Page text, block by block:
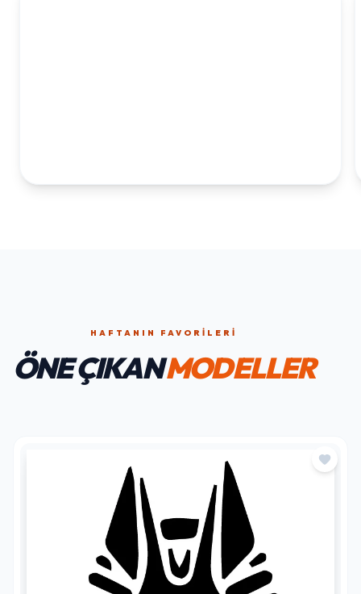
HAFTANIN FAVORILERI
ÖNE ÇIKANMODELLER